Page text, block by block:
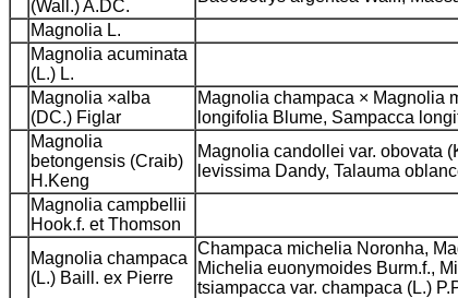
(Wall.) A.DC.
Magnolia L.
Magnolia acuminata
(L.) L.
Magnolia ×alba
(DC.) Figlar
Magnolia champaca × Magnolia
longifolia Blume, Sampacca
Magnolia
betongensis (Craib)
H.Keng
Magnolia candollei var. obovata
levissima Dandy, Talauma
Magnolia campbellii
Hook.f. et Thomson
Magnolia champaca
(L.) Baill. ex Pierre
Champaca michelia Noronha,
Michelia euonymoides Burm.f.,
tsiampacca var. champaca (L.)